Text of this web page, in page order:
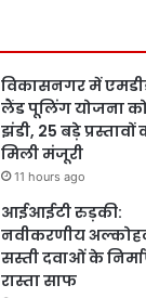
विकासनगर में
लैंड पूलिंग योजना को
झंडी, 25 बड़े प्रस्तावों
मिली मंजूरी
11 hours ago
आईआईटी रुड़की:
नवीकरणीय
सस्ती दवाओं के
रास्ता साफ